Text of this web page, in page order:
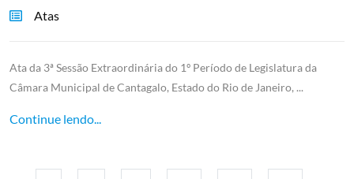
Atas
Ata da 3ª Sessão Extraordinária do 1º Período de Legislatura da
Câmara Municipal de Cantagalo, Estado do Rio de Janeiro, ...
Continue lendo...